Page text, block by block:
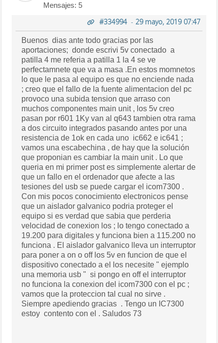
Mensajes: 5
#334994- 29 mayo, 2019 07:47
Buenos dias ante todo gracias por las
aportaciones; donde escrivi 5v conectado a
patilla 4 me referia a patilla 1 la 4 se ve
perfectamnete que va a masa .En estos momnetos
lo que le pasa al equipo es que no enciende nada
; creo que el fallo de la fuente alimentacion del pc
provoco una subida tension que arraso con
muchos componentes main unit , los 5v creo
pasan por r601 1Ky van al q643 tambien otra rama
a dos circuito integrados pasando antes por una
resistencia de 1ok en cada uno ic662 e ic641 ;
vamos una escabechina , de hay que la solución
que proponian es cambiar la main unit . Lo que
queria en mi primer post es simplemente alertar de
que un fallo en el ordenador que afecte a las
tesiones del usb se puede cargar el icom7300 .
Con mis pocos conocimiento electronicos pense
que un aislador galvanico podria proteger el
equipo si es verdad que sabia que perderia
velocidad de conexion los ; lo tengo conectado a
19.200 para digitales y funciona bien a 115.200 no
funciona . El aislador galvanico lleva un interruptor
para poner a on o off los 5v en funcion de que el
dispositivo conectado a el los necesite " ejemplo
una memoria usb " si pongo en off el interruptor
no funciona la conexion del icom7300 con el pc ;
vamos que la proteccion tal cual no sirve .
Siempre apediendo gracias . Tengo un IC7300
estoy contento con el . Saludos 73